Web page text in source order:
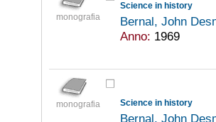
monografia
Science in history
Bernal, John
Anno: 1969
monografia Science in history
Bernal, John